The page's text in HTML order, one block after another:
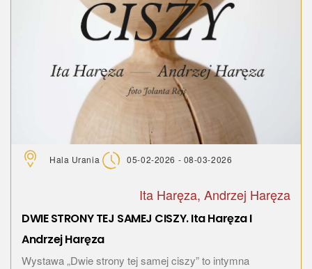
Hala Urania 05-02-2026 - 08-03-2026
Ita Haręza, Andrzej Haręza
DWIE STRONY TEJ SAMEJ CISZY. Ita Haręza I
Andrzej Haręza
Wystawa „Dwie strony tej samej ciszy” to intymna